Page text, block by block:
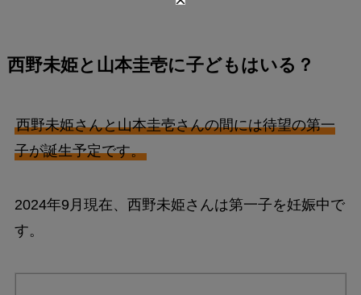
西野未姫と山本圭壱に子どもはいる？
西野未姫さんと山本圭壱さんの間には待望の第一
子が誕生予定です。
2024年9月現在、西野未姫さんは第一子を妊娠中で
す。